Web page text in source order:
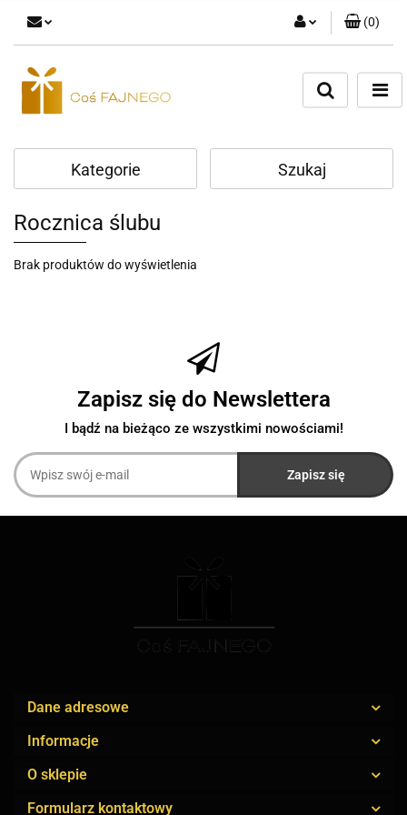
Zaloguj się
(0)
Kategorie Szukaj
Rocznica ślubu
Brak produktów do wyświetlenia
Zapisz się do Newslettera
I bądź na bieżąco ze wszystkimi nowościami!
Dane adresowe
Informacje
O sklepie
Formularz kontaktowy